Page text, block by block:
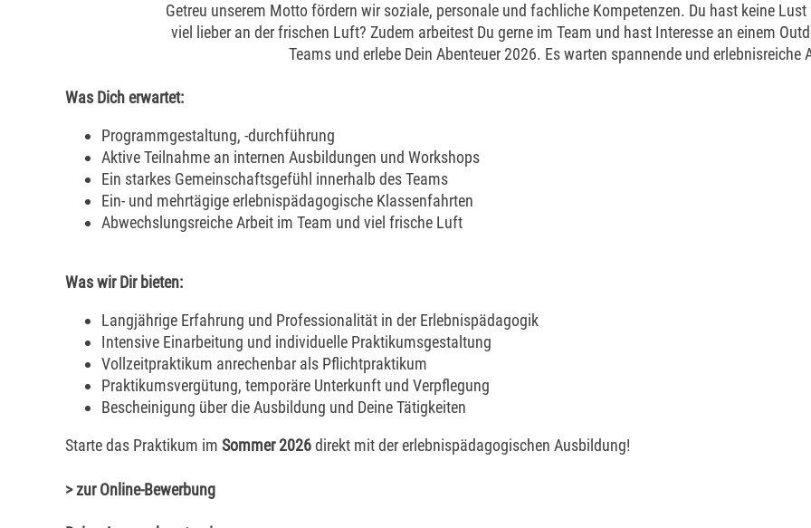
Getreu unserem Motto fördern wir soziale, personale und fachliche Kompetenzen. Du hast keine
viel lieber an der frischen Luft? Zudem arbeitest Du gerne im Team und hast Interesse an einem
Teams und erlebe Dein Abenteuer 2026. Es warten spannende und erlebnisreiche
Was Dich erwartet:
Programmgestaltung, -durchführung
Aktive Teilnahme an internen Ausbildungen und Workshops
Ein starkes Gemeinschaftsgefühl innerhalb des Teams
Ein- und mehrtägige erlebnispädagogische Klassenfahrten
Abwechslungsreiche Arbeit im Team und viel frische Luft
Was wir Dir bieten:
Langjährige Erfahrung und Professionalität in der Erlebnispädagogik
Intensive Einarbeitung und individuelle Praktikumsgestaltung
Vollzeitpraktikum anrechenbar als Pflichtpraktikum
Praktikumsvergütung, temporäre Unterkunft und Verpflegung
Bescheinigung über die Ausbildung und Deine Tätigkeiten
Starte das Praktikum im Sommer 2026direkt mit der erlebnispädagogischen Ausbildung!
> zur Online-Bewerbung